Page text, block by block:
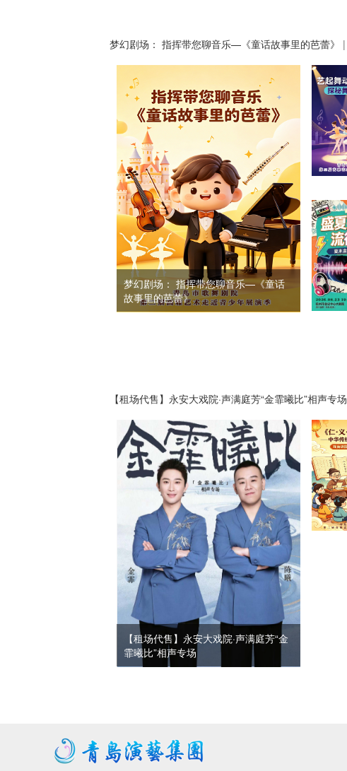
梦幻剧场： 指挥带您聊音乐—《童话故事里的芭蕾》 |
梦幻剧场： 指挥带您聊音乐—《童话
故事里的芭蕾》
【租场代售】永安大戏院·声满庭芳“金霏曦比”相声专场
【租场代售】永安大戏院·声满庭芳“金
霏曦比”相声专场